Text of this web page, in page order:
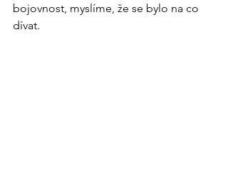
bojovnost, myslíme, že se bylo na co
dívat.